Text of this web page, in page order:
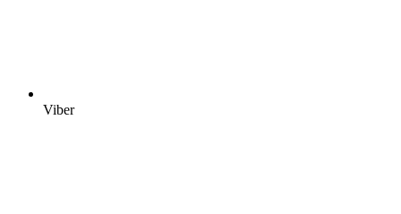
Viber